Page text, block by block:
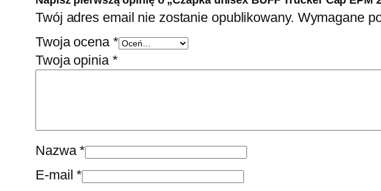
Twój adres email nie zostanie opublikowany. Wymagane
Twoja ocena *
Twoja opinia *
Nazwa*
E-mail*